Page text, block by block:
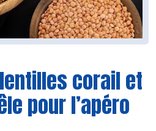
corail et
pour l’apéro